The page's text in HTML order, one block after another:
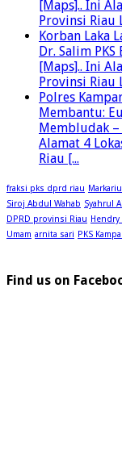
[Maps].. Ini
Provinsi Riau
Korban Laka
Dr. Salim
[Maps].. Ini
Provinsi Riau
Polres
Membantu:
Membludak –
Alamat 4
Riau [...
fraksi pks dprd riau
Siroj Abdul Wahab Syahrul
DPRD provinsi Riau
Umam arnita sari PKS
Find us on